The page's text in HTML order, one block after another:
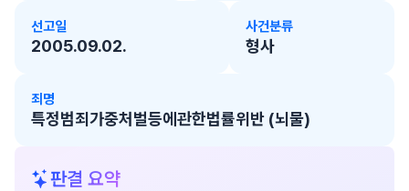
선고일
2005.09.02.
사건분류
형사
죄명
특정범죄가중처벌등에관한법률위반 (뇌물)
판결 요약